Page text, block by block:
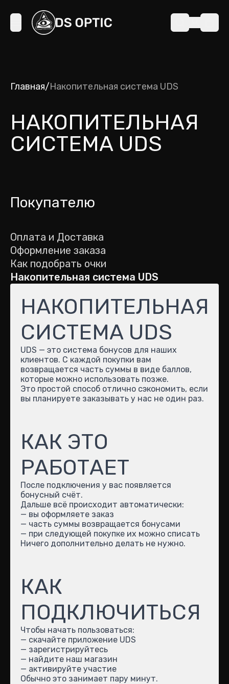
Главная/Накопительная система UDS
НАКОПИТЕЛЬНАЯ
СИСТЕМА UDS
Покупателю
Оплата и Доставка
Оформление заказа
Как подобрать очки
Накопительная система UDS
НАКОПИТЕЛЬНАЯ
СИСТЕМА UDS
UDS — это система бонусов для наших
клиентов. С каждой покупки вам
возвращается часть суммы в виде баллов,
которые можно использовать позже.
Это простой способ отлично сэкономить, если
вы планируете заказывать у нас не один раз.
КАК ЭТО
РАБОТАЕТ
После подключения у вас появляется
бонусный счёт.
Дальше всё происходит автоматически:
— вы оформляете заказ
— часть суммы возвращается бонусами
— при следующей покупке их можно списать
Ничего дополнительно делать не нужно.
КАК
ПОДКЛЮЧИТЬСЯ
Чтобы начать пользоваться:
— скачайте приложение UDS
— зарегистрируйтесь
— найдите наш магазин
— активируйте участие
Обычно это занимает пару минут.